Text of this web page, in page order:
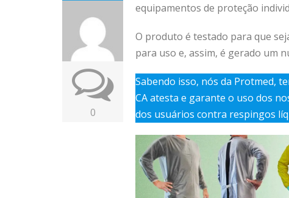
0
equipamentos de proteção
O produto é testado para que
para uso e, assim, é gerado um
Sabendo isso, nós da Protmed,
CA atesta e garante o uso dos
dos usuários contra respingos